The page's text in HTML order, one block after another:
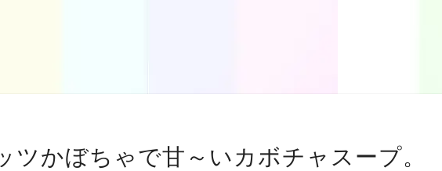
ツかぼちゃで甘～いカボチャスープ。